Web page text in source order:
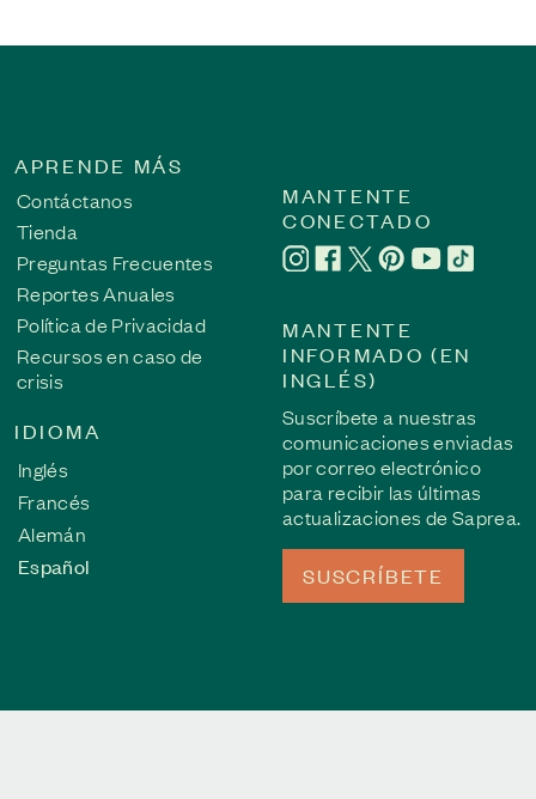
APRENDE MÁS
Contáctanos
Tienda
Preguntas Frecuentes
Reportes Anuales
Política de Privacidad
Recursos en caso de
crisis
IDIOMA
Inglés
Francés
Alemán
Español
MANTENTE
CONECTADO
MANTENTE
INFORMADO (EN
INGLÉS)
Suscríbete a nuestras
comunicaciones enviadas
por correo electrónico
para recibir las últimas
actualizaciones de Saprea.
SUSCRÍBETE